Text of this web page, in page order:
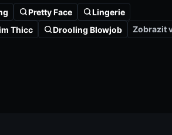
Pretty Face
Lingerie
Thicc Drooling Blowjob Zobrazit